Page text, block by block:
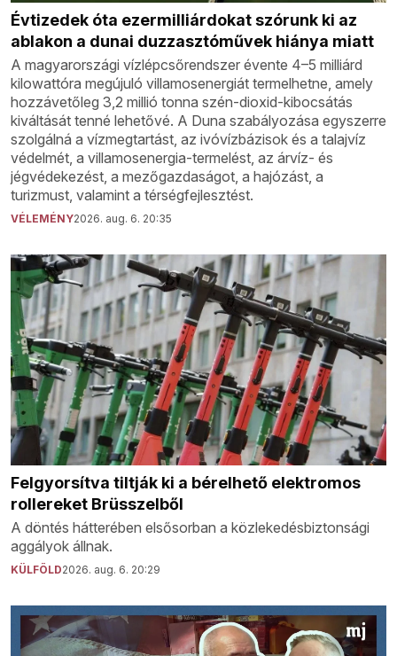
Évtizedek óta ezermilliárdokat szórunk ki az
ablakon a dunai duzzasztóművek hiánya miatt
A magyarországi vízlépcsőrendszer évente 4–5 milliárd
kilowattóra megújuló villamosenergiát termelhetne, amely
hozzávetőleg 3,2 millió tonna szén-dioxid-kibocsátás
kiváltását tenné lehetővé. A Duna szabályozása egyszerre
szolgálná a vízmegtartást, az ivóvízbázisok és a talajvíz
védelmét, a villamosenergia-termelést, az árvíz- és
jégvédekezést, a mezőgazdaságot, a hajózást, a
turizmust, valamint a térségfejlesztést.
VÉLEMÉNY2026. aug. 6. 20:35
Felgyorsítva tiltják ki a bérelhető elektromos
rollereket Brüsszelből
A döntés hátterében elsősorban a közlekedésbiztonsági
aggályok állnak.
KÜLFÖLD2026. aug. 6. 20:29